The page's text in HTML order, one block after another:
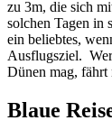
zu 3m, die sich
solchen Tagen in
ein beliebtes,
Ausflugsziel. Wer
Dünen mag, fährt
Blaue